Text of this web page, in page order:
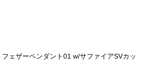
ェザーペンダント01 w/サファイアSVカッ